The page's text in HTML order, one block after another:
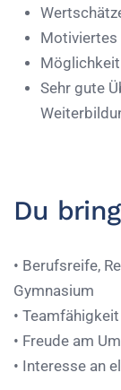
Motiviertes
Sehr gute
Du
• Berufsreife,
Gymnasium
• Teamfähigkeit
• Freude am
• Interesse an